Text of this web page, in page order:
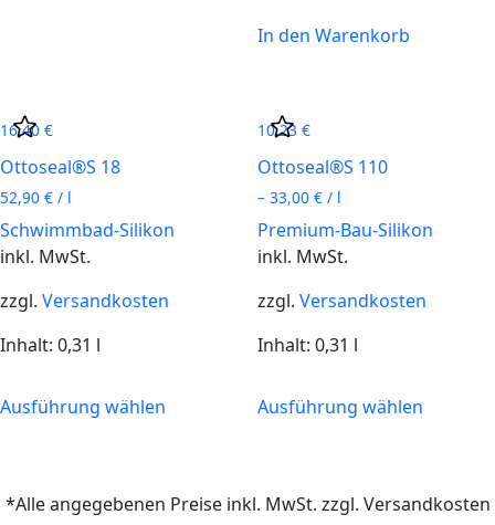
In den Warenkorb
16,40 €
Ottoseal®S 18
52,90 € / l
Schwimmbad-Silikon
inkl. MwSt.
zzgl. Versandkosten
Inhalt: 0,31 l
Ausführung wählen
Varianten
10,23 €
Ottoseal®S 110
– 33,00 €/ l
Premium-Bau-Silikon
inkl. MwSt.
zzgl. Versandkosten
Inhalt: 0,31 l
Ausführung wählenProdukt
*Alle angegebenen Preise inkl. MwSt. zzgl. Versandkosten